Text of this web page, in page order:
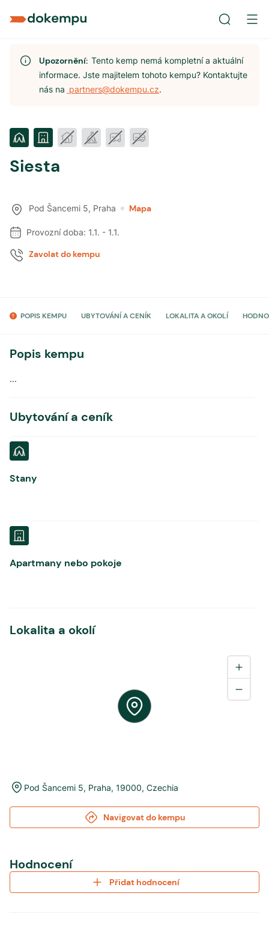
Upozornění:Tento kemp nemá kompletní a aktuální
informace. Jste majitelem tohoto kempu? Kontaktujte
nás na partners@dokempu.cz.
Siesta
Pod Šancemi 5, Praha Mapa
Provozní doba: 1.1. - 1.1.
Zavolat do kempu
POPIS KEMPU UBYTOVÁNÍ A CENÍK LOKALITA A OKOLÍ
Popis kempu
...
Ubytování a ceník
Stany
Apartmany nebo pokoje
Lokalita a okolí
Pod Šancemi 5, Praha, 19000, Czechia
Navigovat do kempu
Hodnocení
Přidat hodnocení